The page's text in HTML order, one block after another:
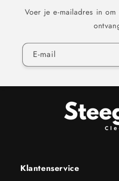
Voer je e-mailadres in
E‑mail
Klantenservice